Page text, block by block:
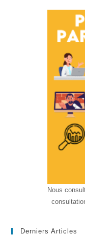
Nous
Derniers Articles